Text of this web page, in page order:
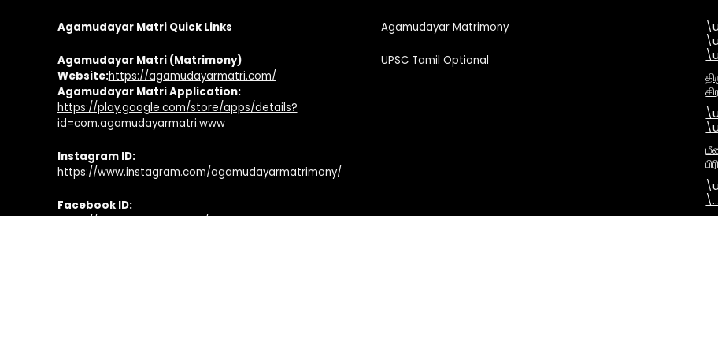
Agamudayar Matri Quick Links
Agamudayar Matri (Matrimony)
Website:https://agamudayarmatri.com/
Agamudayar Matri Application:
https://play.google.com/store/apps/details?
id=com.agamudayarmatri.www
Instagram ID:
https://www.instagram.com/agamudayarmatrimony/
Facebook ID:
https://www.facebook.com/agamudayarmatri
Agamudayar Matrimony
UPSC Tamil Optional
\…